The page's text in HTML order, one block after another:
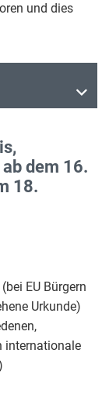
und dies
dem 16.
18.
EU Bürgern
Urkunde)
internationale